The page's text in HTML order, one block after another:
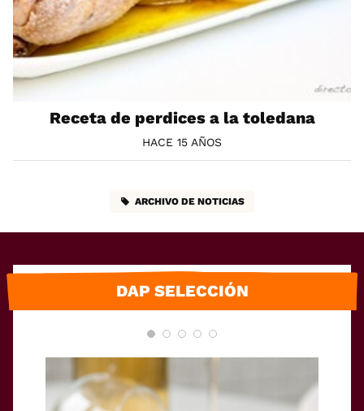
Receta de perdices a la toledana
HACE 15 AÑOS
ARCHIVO DE NOTICIAS
DAP SELECCIÓN